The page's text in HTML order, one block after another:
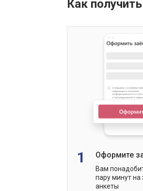
Как
1 Оформите
Вам
пару минут на
анкеты